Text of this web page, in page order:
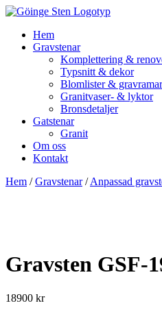
Hem
Gravstenar
Komplettering &
Typsnitt & dekor
Blomlister & gravramar
Granitvaser- & lyktor
Bronsdetaljer
Gatstenar
Granit
Om oss
Kontakt
Hem /Gravstenar/Anpassad
Gravsten GSF-
18900 kr